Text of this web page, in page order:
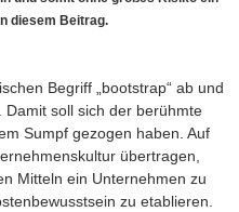
diesem Beitrag.
Begriff „bootstrap“ ab und
Damit soll sich der berühmte
Sumpf gezogen haben. Auf
übertragen,
Mitteln ein Unternehmen zu
zu etablieren.